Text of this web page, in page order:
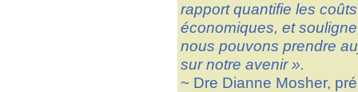
rapport quantifie les
économiques, et
nous pouvons prendre
sur notre avenir ».
~ Dre Dianne Mosher,